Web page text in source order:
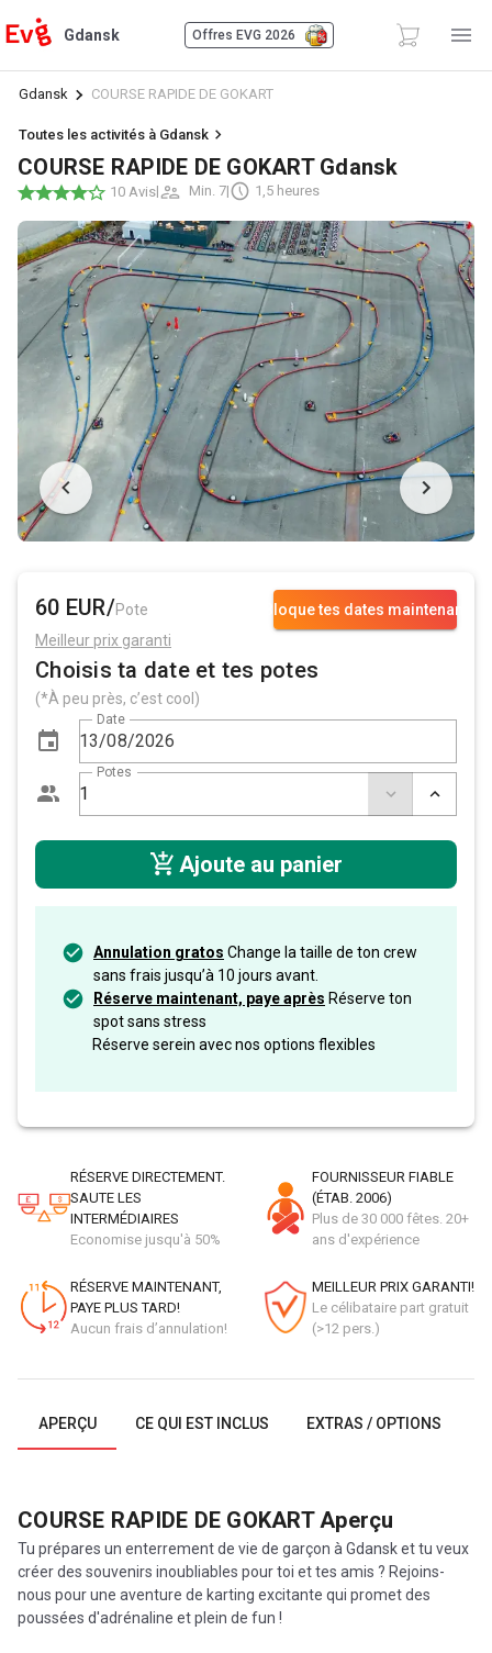
Gdansk Offres EVG 2026
Gdansk COURSE RAPIDE DE GOKART
Toutes les activités à Gdansk
COURSE RAPIDE DE GOKART Gdansk
10 Avis| Min. 7| 1,5 heures
Bloque tes dates maintenant
60 EUR/Pote
Meilleur prix garanti
Choisis ta date et tes potes
(*À peu près, c’est cool)
Date
Potes
Ajoute au panier
Annulation gratos Change la taille de ton crew
sans frais jusqu’à 10 jours avant.
Réserve maintenant, paye après Réserve ton
spot sans stress
Réserve serein avec nos options flexibles
RÉSERVE DIRECTEMENT.
SAUTE LES
INTERMÉDIAIRES
Economise jusqu'à 50%
FOURNISSEUR FIABLE
(ÉTAB. 2006)
Plus de 30 000 fêtes. 20+
ans d'expérience
RÉSERVE MAINTENANT,
PAYE PLUS TARD!
Aucun frais d’annulation!
MEILLEUR PRIX GARANTI!
Le célibataire part gratuit
(>12 pers.)
APERÇU CE QUI EST INCLUS EXTRAS / OPTIONS
COURSE RAPIDE DE GOKARTAperçu
Tu prépares un enterrement de vie de garçon à Gdansk et tu veux
créer des souvenirs inoubliables pour toi et tes amis ? Rejoins-
nous pour une aventure de karting excitante qui promet des
poussées d'adrénaline et plein de fun !